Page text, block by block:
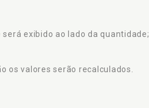
exibido ao lado da quantidade;
os valores serão recalculados.